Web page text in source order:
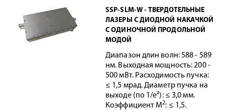
SSP-SLM-W - ТВЕРДОТЕЛЬНЫЕ
ЛАЗЕРЫ С ДИОДНОЙ НАКАЧКОЙ
С ОДИНОЧНОЙ ПРОДОЛЬНОЙ
МОДОЙ
Диапазон длин волн: 588 - 589
нм. Выходная мощность: 200 -
500 мВт. Расходимость пучка:
≤ 1,5 мрад. Диаметр пучка на
выходе (по 1/e²): ≤ 3,0 мм.
Коэффициент M2: ≤ 1,5.